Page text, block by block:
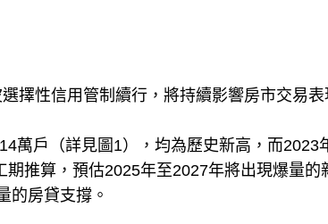
擇性信用管制續行，將持續影響房市交易表
萬戶（詳見圖1），均為歷史新高，而2023
推算，預估2025年至2027年將出現爆量的
的房貸支撐。